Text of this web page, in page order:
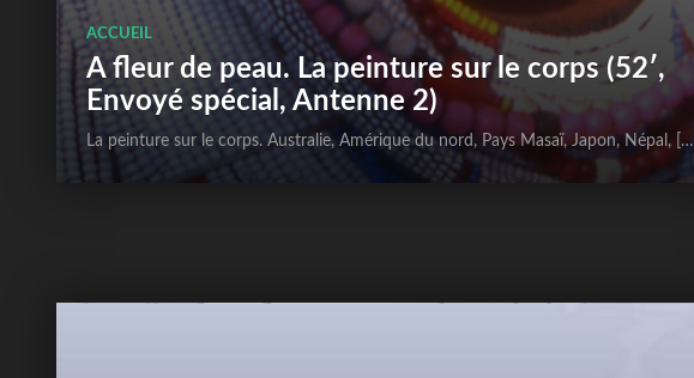
ACCUEIL
A fleur de peau. La peinture sur le corps (52′,
Envoyé spécial, Antenne 2)
La peinture sur le corps. Australie, Amérique du nord, Pays Masaï, Japon, Népal, […]